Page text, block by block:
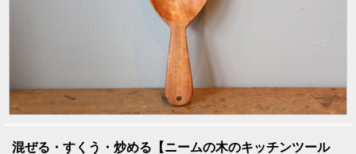
混ぜる・すくう・炒める【ニームの木のキッチンツール